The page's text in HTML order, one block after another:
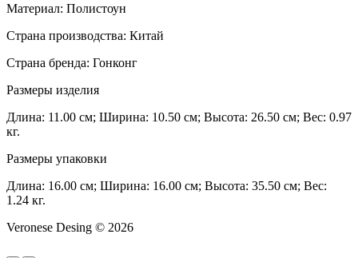
Материал: Полистоун
Страна производства: Китай
Страна бренда: Гонконг
Размеры изделия
Длина: 11.00 см; Ширина: 10.50 см; Высота: 26.50 см; Вес: 0.97
кг.
Размеры упаковки
Длина: 16.00 см; Ширина: 16.00 см; Высота: 35.50 см; Вес:
1.24 кг.
Veronese Desing © 2026